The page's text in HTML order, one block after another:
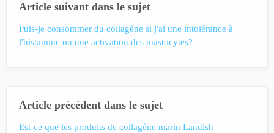
Article suivant dans le sujet
Puis-je consommer du collagène si j'ai une intolérance à
l'histamine ou une activation des mastocytes?
Article précédent dans le sujet
Est-ce que les produits de collagène marin Landish